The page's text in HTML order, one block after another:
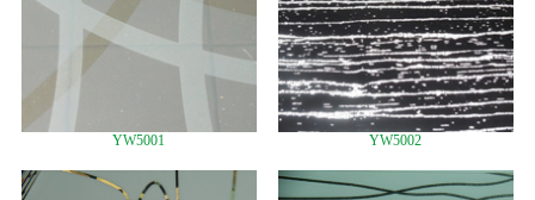
YW5001 YW5002